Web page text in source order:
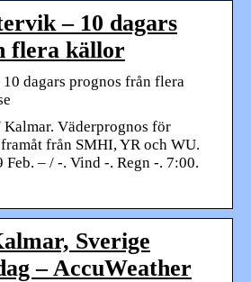
– 10 dagars
flera källor
dagars prognos från flera
Väderprognos för
från SMHI, YR och WU.
Feb. – / -. Vind -. Regn -. 7:00.
Sverige
– AccuWeather